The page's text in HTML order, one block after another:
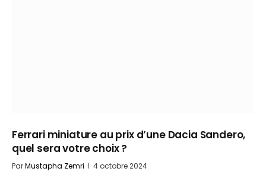
Ferrari miniature au prix d’une Dacia Sandero,
quel sera votre choix ?
ParMustapha Zemri 4 octobre 2024